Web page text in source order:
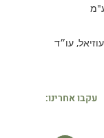
עו״ד
עקבו אחרינו: